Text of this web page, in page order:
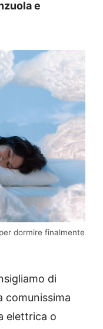
e
dormire finalmente
di
comunissima
elettrica o